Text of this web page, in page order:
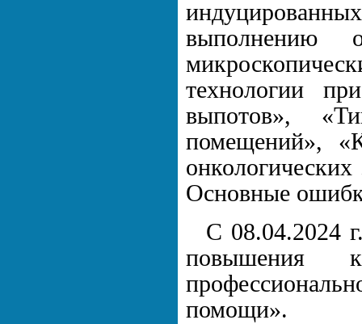
выполнению
технологии
выпотов»,
помещений»,
Основные
С 08.04.2024
повышения
помощи».